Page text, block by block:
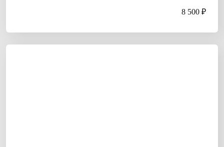
8 500 ₽